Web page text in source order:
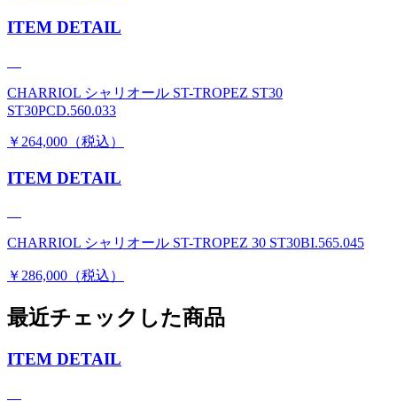
ITEM DETAIL
CHARRIOL シャリオール ST-TROPEZ ST30
ST30PCD.560.033
￥264,000（税込）
ITEM DETAIL
CHARRIOL シャリオール ST-TROPEZ 30 ST30BI.565.045
￥286,000（税込）
最近チェックした商品
ITEM DETAIL